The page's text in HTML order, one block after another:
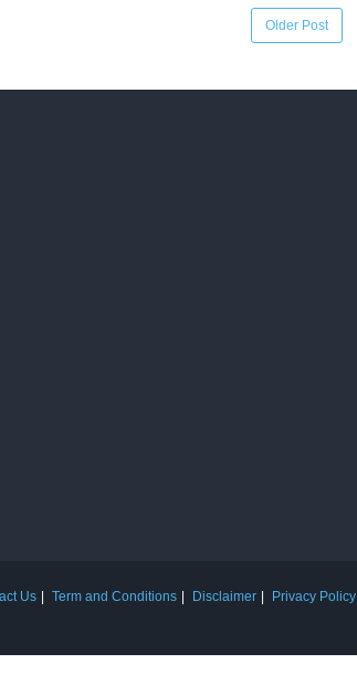
Older Post
Us Term and Conditions Disclaimer Privacy Policy